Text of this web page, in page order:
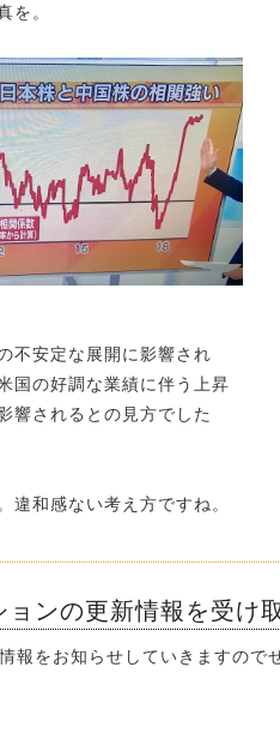
を。
不安定な展開に影響され
国の好調な業績に伴う上昇
響されるとの見方でした
違和感ない考え方ですね。
ンの更新情報を受け
報をお知らせしていきますので